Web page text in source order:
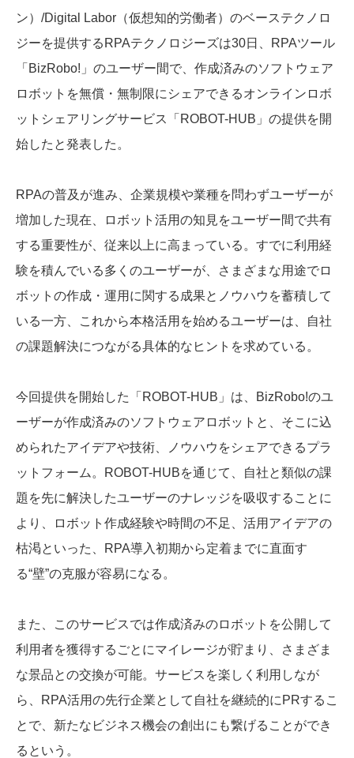
ン）/Digital Labor（仮想知的労働者）のベーステクノロ
ジーを提供するRPAテクノロジーズは30日、RPAツール
「BizRobo!」のユーザー間で、作成済みのソフトウェア
ロボットを無償・無制限にシェアできるオンラインロボ
ットシェアリングサービス「ROBOT-HUB」の提供を開
始したと発表した。
RPAの普及が進み、企業規模や業種を問わずユーザーが
増加した現在、ロボット活用の知見をユーザー間で共有
する重要性が、従来以上に高まっている。すでに利用経
験を積んでいる多くのユーザーが、さまざまな用途でロ
ボットの作成・運用に関する成果とノウハウを蓄積して
いる一方、これから本格活用を始めるユーザーは、自社
の課題解決につながる具体的なヒントを求めている。
今回提供を開始した「ROBOT-HUB」は、BizRobo!のユ
ーザーが作成済みのソフトウェアロボットと、そこに込
められたアイデアや技術、ノウハウをシェアできるプラ
ットフォーム。ROBOT-HUBを通じて、自社と類似の課
題を先に解決したユーザーのナレッジを吸収することに
より、ロボット作成経験や時間の不足、活用アイデアの
枯渇といった、RPA導入初期から定着までに直面す
る“壁”の克服が容易になる。
また、このサービスでは作成済みのロボットを公開して
利用者を獲得するごとにマイレージが貯まり、さまざま
な景品との交換が可能。サービスを楽しく利用しなが
ら、RPA活用の先行企業として自社を継続的にPRするこ
とで、新たなビジネス機会の創出にも繋げることができ
るという。